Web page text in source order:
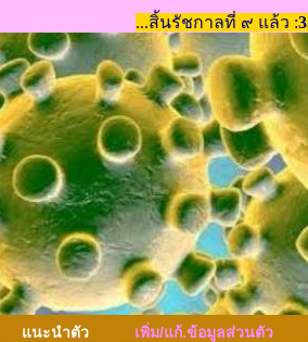
แนะนำตัว เพิ่ม/แก้.ข้อมูลส่วนตัว